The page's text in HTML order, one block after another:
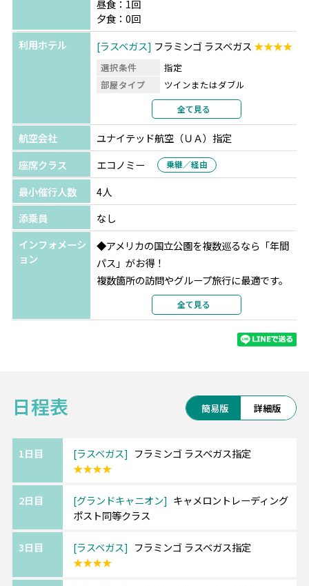
鉄砲水で岩が削られてできた洞窟のような場所ですが、太
陽の光が隙間から差し込む様はとても美しく神秘的。
➃ホースシューベンド
岩の形が馬の蹄鉄の形に似ていることからそう呼ばれてい
⑤レイクパウエル
SFに出て来そうな幻想的な湖。全米で2番目に大きな人造
湖です。
⑥夏季はまるで火星のようなバレーオブファイアー州立公
スカランテ国定公園トッドストゥール（マッシュルーム奇
怪岩群）を訪れます。
⑦ルート66の宿場町セリグマンなど内容盛りだくさん♪
昼食：1回
夕食：0回
利用ホテル
ラスベガス フラミンゴ ラスベガス★★★★
選択条件
指定
部屋タイプ
ツインまたはダブル
2名1室利用
部屋カテゴリ
部屋指定なし
グランドキャニオン キャメロントレーディ
ングポスト
選択条件 同等クラス ホテルリスト
部屋タイプ
利用形態
部屋カテゴリ
指定なし
ラスベガス フラミンゴ ラスベガス ★★★★
選択条件
指定
ツインまたはダブル
2名1室利用
全て見る
航空会社
ユナイテッド航空（ＵＡ）指定
座席クラス
エコノミー 乗継／経由
最小催行人数
4人
添乗員
なし
インフォメーシ
ョン
◆アメリカの国立公園を複数巡るなら「年間
パス」がお得！
複数箇所の訪問やグループ旅行に最適です。
ご不明な点がございましたらお気軽にお問い
合わせください。
内容：米国非居住者向けの国立公園入場料（1
全て見る
日程表 簡易版 詳細版
1日目 ラスベガス
フラミンゴ ラスベガス指定
★★★★
2日目 グランドキャニオン
キャメロントレーディング
ポスト同等クラス
3日目 ラスベガス
フラミンゴ ラスベガス指定
★★★★